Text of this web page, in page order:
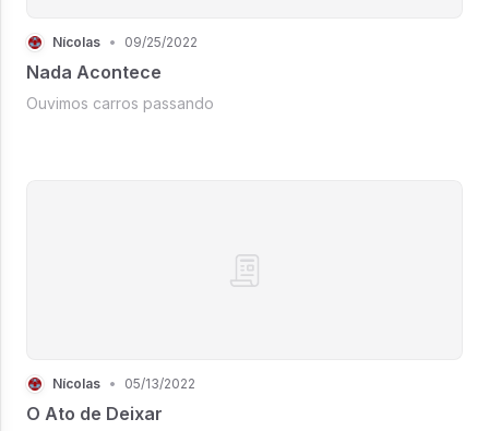
Nícolas • 09/25/2022
Nada Acontece
Ouvimos carros passando
Nícolas • 05/13/2022
O Ato de Deixar